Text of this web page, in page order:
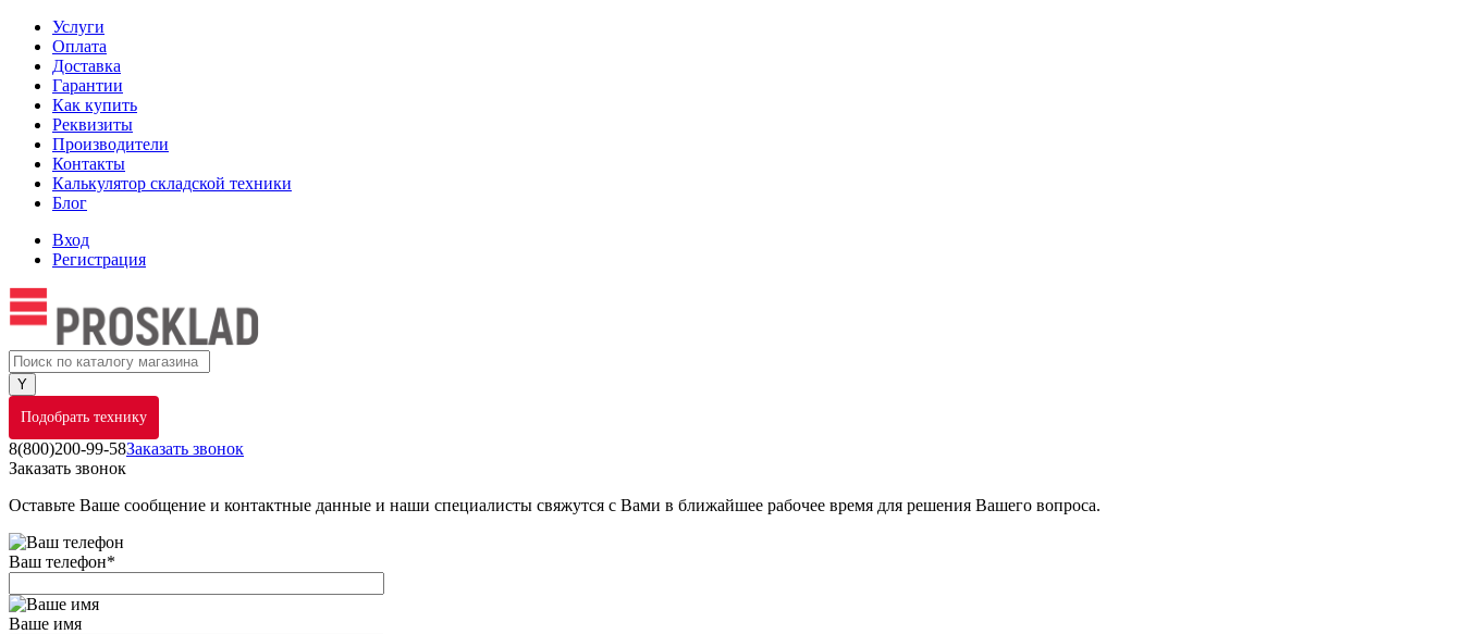
Услуги
Оплата
Доставка
Гарантии
Как купить
Реквизиты
Производители
Контакты
Калькулятор складской техники
Блог
Вход
Регистрация
Подобрать технику
8(800)200-99-58Заказать звонок
Заказать звонок
Оставьте Ваше сообщение и контактные данные и наши специалисты свяжутся с Вами в ближайшее рабочее время для решения Вашего вопроса.
Ваш телефон*
Ваше имя